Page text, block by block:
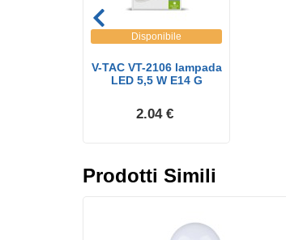
Disponibile
V-TAC VT-2106 lampada
LED 5,5 W E14 G
2.04 €
Prodotti Simili